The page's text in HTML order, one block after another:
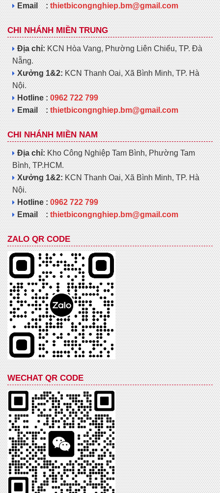
Email :thietbicongnghiep.bm@gmail.com
CHI NHÁNH MIỀN TRUNG
Địa chỉ:KCN Hòa Vang, Phường Liên Chiểu, TP. Đà
Nẵng.
Xưởng 1&2:KCN Thanh Oai, Xã Bình Minh, TP. Hà
Nội.
Hotline :0962 722 799
Email :thietbicongnghiep.bm@gmail.com
CHI NHÁNH MIỀN NAM
Địa chỉ:Kho Công Nghiệp Tam Bình, Phường Tam
Bình, TP.HCM.
Xưởng 1&2:KCN Thanh Oai, Xã Bình Minh, TP. Hà
Nội.
Hotline :0962 722 799
Email :thietbicongnghiep.bm@gmail.com
ZALO QR CODE
WECHAT QR CODE